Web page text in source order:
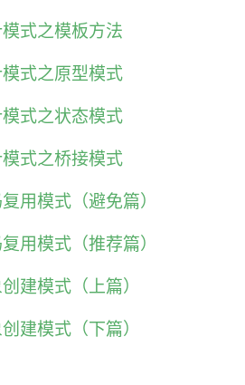
式之模板方法
式之原型模式
式之状态模式
式之桥接模式
用模式（避免篇）
用模式（推荐篇）
建模式（上篇）
建模式（下篇）